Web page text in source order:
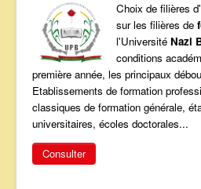
Choix de filières
sur les filières de
l'Université Nazi
conditions
première année, les principaux
Etablissements de formation
classiques de formation générale,
universitaires, écoles doctorales...
Consulter